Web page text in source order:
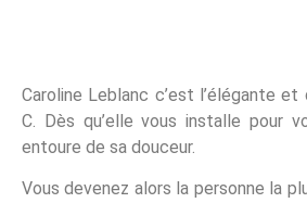
Caroline Leblanc c’est l’élégante
C. Dès qu’elle vous installe pour
entoure de sa douceur.
Vous devenez alors la personne la